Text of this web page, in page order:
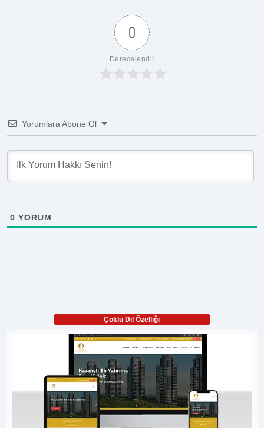
0
Derecelendir
Yorumlara Abone Ol
0 YORUM
Çoklu Dil Özelliği